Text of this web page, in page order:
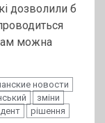
дозволили б
можна
новости
зміни
рішення